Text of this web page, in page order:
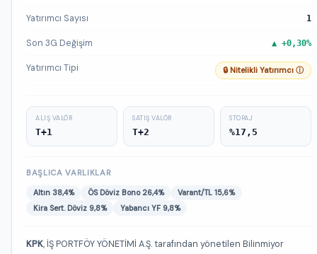
Yatırımcı Sayısı 1
Son 3G Değişim ▲ +0,30%
Yatırımcı Tipi 🔒 Nitelikli Yatırımcı ⓘ
ALIŞ VALÖR
T+1
SATIŞ VALÖR
T+2
STOPAJ
%17,5
BAŞLICA VARLIKLAR
Altın 38,4% ÖS Döviz Bono 26,4%
Varant/TL 15,6%
Kira Sert. Döviz 9,8%
Yabancı YF 9,8%
KPK, İŞ PORTFÖY YÖNETİMİ A.Ş. tarafından yönetilen Bilinmiyor